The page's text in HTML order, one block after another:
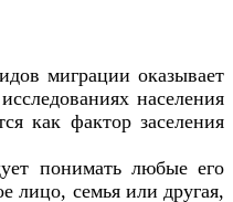
миграции оказывает
населения
как фактор заселения
понимать любые его
лицо, семья или другая,